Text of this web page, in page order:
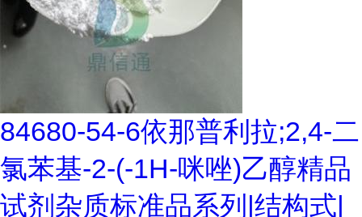
84680-54-6依那普利拉;2,4-二
氯苯基-2-(-1H-咪唑)乙醇精品
试剂杂质标准品系列|结构式|